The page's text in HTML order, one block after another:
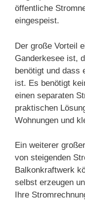
öffentliche
eingespeist.
Der große Vorteil
Ganderkesee ist,
benötigt und dass
ist. Es benötigt
einen separaten
praktischen
Wohnungen und
Ein weiterer
von steigenden
Balkonkraftwerk
selbst erzeugen
Ihre